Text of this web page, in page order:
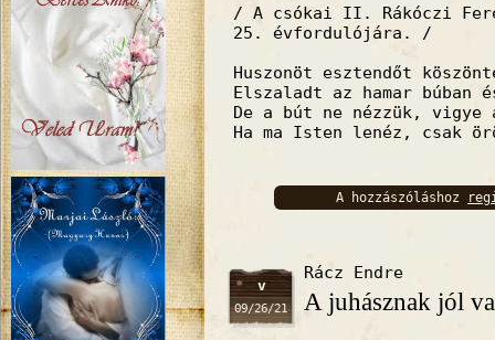
/ A csókai II. Rákóczi
25. évfordulójára. /
Huszonöt esztendőt
Elszaladt az hamar búban
De a bút ne nézzük, vigye
Ha ma Isten lenéz, csak
A hozzászóláshoz
v
09/26/21
Rácz Endre
A juhásznak jól